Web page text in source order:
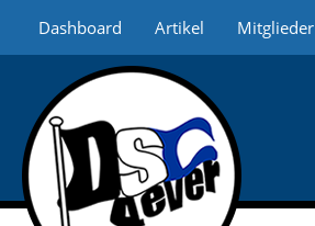
Dashboard Artikel Mitglieder